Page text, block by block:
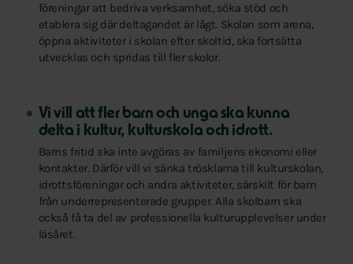
föreningar att bedriva verksamhet, söka stöd och
etablera sig där deltagandet är lågt. Skolan som arena,
öppna aktiviteter i skolan efter skoltid, ska fortsätta
utvecklas och spridas till fler skolor.
Vi vill att fler barn och unga ska kunna
delta i kultur, kulturskola och idrott.
Barns fritid ska inte avgöras av familjens ekonomi eller
kontakter. Därför vill vi sänka trösklarna till kulturskolan,
idrottsföreningar och andra aktiviteter, särskilt för barn
från underrepresenterade grupper. Alla skolbarn ska
också få ta del av professionella kulturupplevelser under
läsåret.